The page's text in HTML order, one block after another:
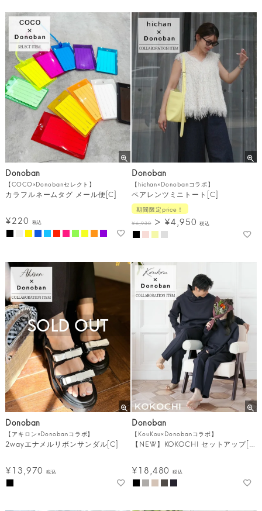
Donoban
【COCO×Donobanセレクト】
カラフルネームタグ メール便[C]
¥220 税込
Donoban
【hichan×Donobanコラボ】
ペアレンツミニトート[C]
期間限定price！
¥6,930 ¥4,950 税込
Donoban
【アキロン×Donobanコラボ】
2wayエナメルリボンサンダル[C]
¥13,970 税込
SOLD OUT
Donoban
【KouKou×Donobanコラボ】
¥18,480 税込